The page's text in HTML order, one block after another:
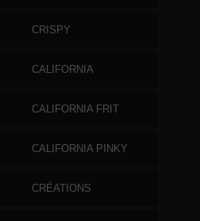
CRISPY
CALIFORNIA
CALIFORNIA FRIT
CALIFORNIA PINKY
CRÉATIONS